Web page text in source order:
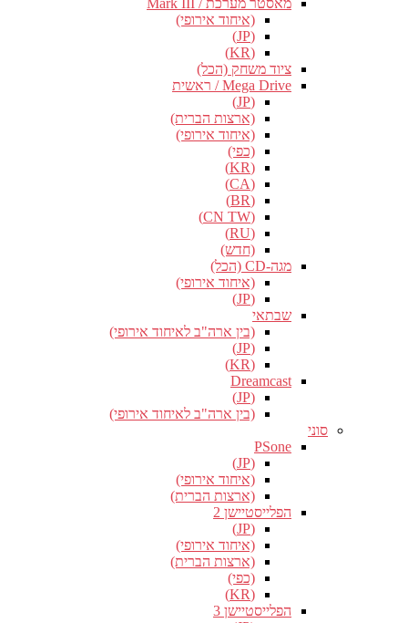
מאסטר מערכת / Mark III
(איחוד אירופי)
(JP)
(KR)
ציוד משחק (הכל)
Mega Drive / ראשית
(JP)
(ארצות הברית)
(איחוד אירופי)
(כפי)
(KR)
(CA)
(BR)
(CN TW)
(RU)
(חדש)
מגה-CD (הכל)
(איחוד אירופי)
(JP)
שבתאי
(בין ארה"ב לאיחוד אירופי)
(JP)
(KR)
Dreamcast
(JP)
(בין ארה"ב לאיחוד אירופי)
סוני
PSone
(JP)
(איחוד אירופי)
(ארצות הברית)
הפלייסטיישן 2
(JP)
(איחוד אירופי)
(ארצות הברית)
(כפי)
(KR)
הפלייסטיישן 3